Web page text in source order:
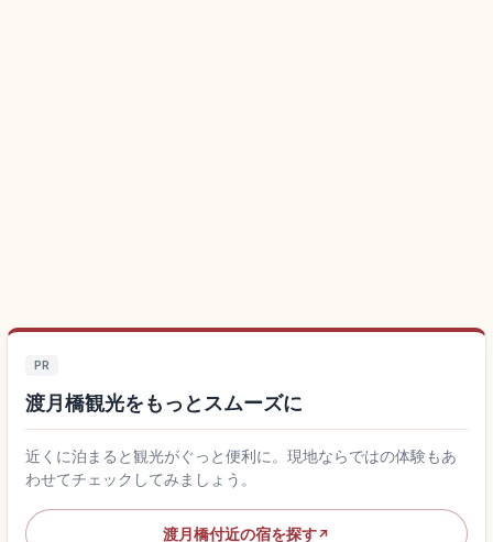
PR
渡月橋観光をもっとスムーズに
近くに泊まると観光がぐっと便利に。現地ならではの体験もあ
わせてチェックしてみましょう。
渡月橋付近の宿を探す↗